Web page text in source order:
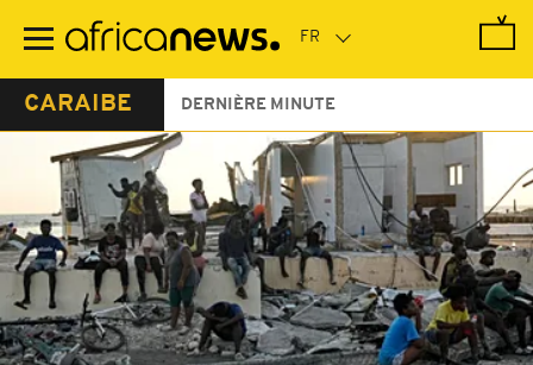
contenu
CARAIBE DERNIÈRE MINUTE